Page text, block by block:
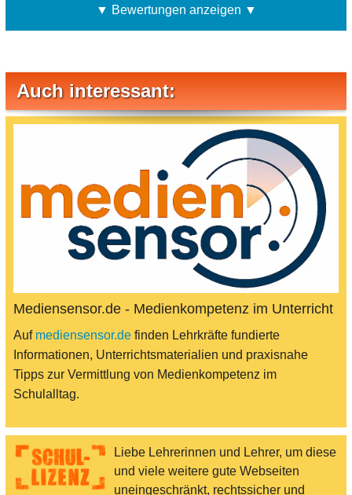
▼ Bewertungen anzeigen ▼
Auch interessant:
Mediensensor.de - Medienkompetenz im Unterricht
Auf mediensensor.de finden Lehrkräfte fundierte
Informationen, Unterrichtsmaterialien und praxisnahe
Tipps zur Vermittlung von Medienkompetenz im
Schulalltag.
Liebe Lehrerinnen und Lehrer, um diese
und viele weitere gute Webseiten
uneingeschränkt, rechtssicher und